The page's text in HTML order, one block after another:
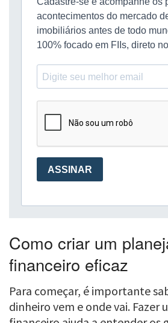
Como criar um
financeiro eficaz
Para começar, é importante
dinheiro vem e onde vai. Fazer